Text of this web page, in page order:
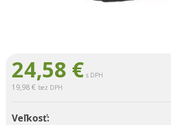
24,58 € s DPH
19,98 € bez DPH
Veľkosť: